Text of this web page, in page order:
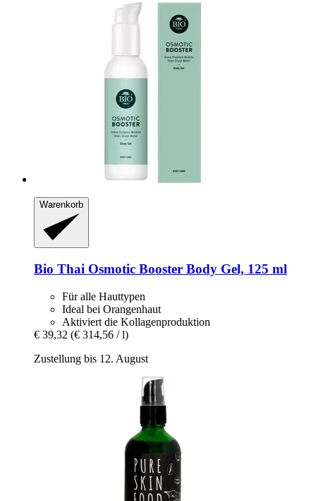
Warenkorb
Bio Thai Osmotic Booster Body Gel, 125 ml
Für alle Hauttypen
Ideal bei Orangenhaut
Aktiviert die Kollagenproduktion
€ 39,32 (€ 314,56 / l)
Zustellung bis 12. August